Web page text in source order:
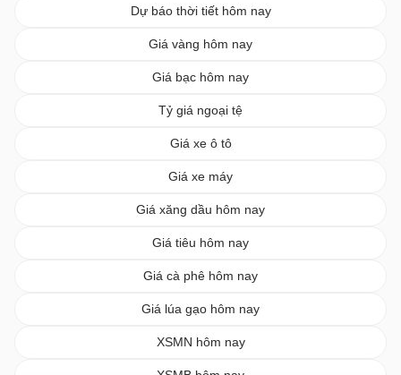
Dự báo thời tiết hôm nay
Giá vàng hôm nay
Giá bạc hôm nay
Tỷ giá ngoại tệ
Giá xe ô tô
Giá xe máy
Giá xăng dầu hôm nay
Giá tiêu hôm nay
Giá cà phê hôm nay
Giá lúa gạo hôm nay
XSMN hôm nay